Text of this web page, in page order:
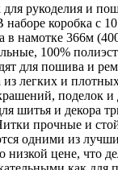
рукоделия и
коробка с
в намотке 366м
100%
для пошива и
легких и
поделок
шитья и декора
прочные и
одними из
низкой цене, что